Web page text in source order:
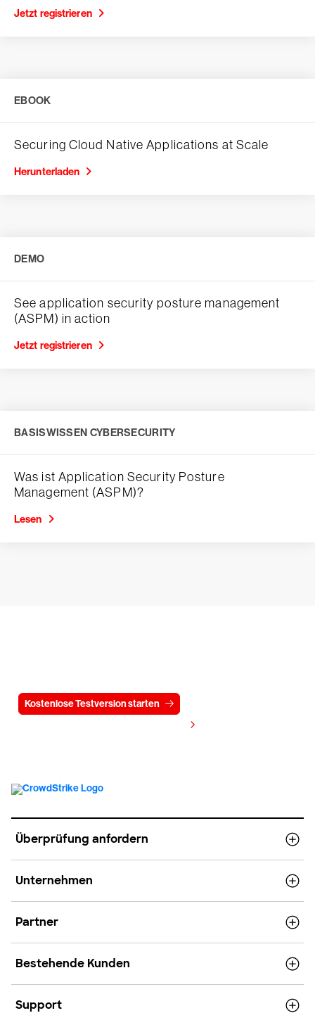
Jetzt registrieren
EBOOK
Securing Cloud Native Applications at Scale
Herunterladen
DEMO
See application security posture management
(ASPM) in action
Jetzt registrieren
BASISWISSEN CYBERSECURITY
Was ist Application Security Posture
Management (ASPM)?
Lesen
Kostenlose Testversion starten
Überprüfung anfordern
Unternehmen
Partner
Bestehende Kunden
Support